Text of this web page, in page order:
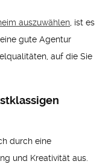
auszuwählen , ist es
gute Agentur
auf die Sie
durch eine
und Kreativität aus.